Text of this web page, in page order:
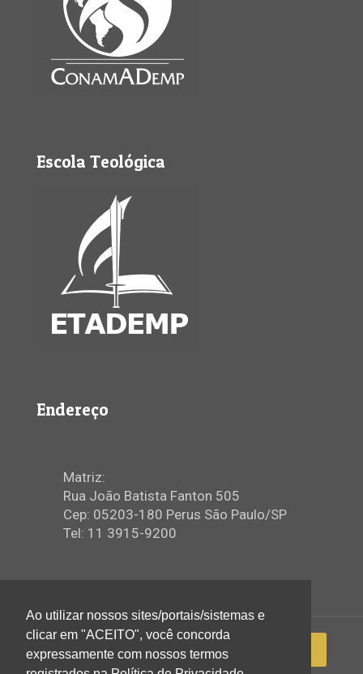
Escola Teológica
Endereço
Matriz:
Rua João Batista Fanton 505
Cep: 05203-180 Perus São Paulo/SP
Tel: 11 3915-9200
Ao utilizar nossos sites/portais/sistemas e
clicar em "ACEITO", você concorda
expressamente com nossos termos